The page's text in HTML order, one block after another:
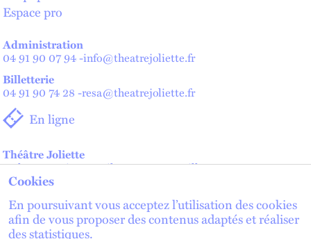
Espace pro
Administration
04 91 90 07 94-info@theatrejoliette.fr
Billetterie
04 91 90 74 28 -resa@theatrejoliette.fr
En ligne
Théâtre Joliette
2 place Henri Verneuil - 13002 Marseille
Théâtre de Lenche — Maison des artistes
2 place de Lenche - 13002 Marseille
Cookies
En poursuivant vous acceptez l’utilisation des cookies
afin de vous proposer des contenus adaptés et réaliser
des statistiques.